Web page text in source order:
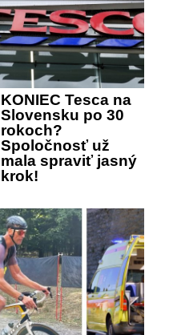
KONIEC Tesca na
Slovensku po 30
rokoch?
Spoločnosť už
mala spraviť jasný
krok!